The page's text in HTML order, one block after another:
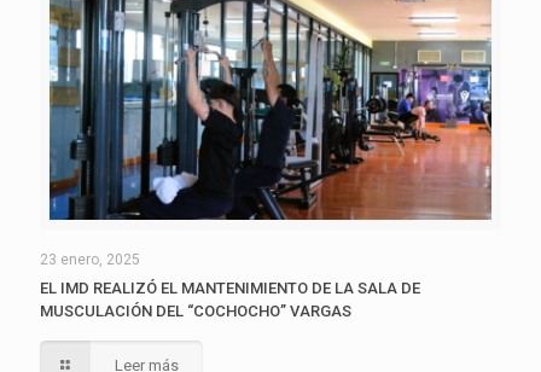
23 enero, 2025
EL IMD REALIZÓ EL MANTENIMIENTO DE LA SALA DE
MUSCULACIÓN DEL “COCHOCHO” VARGAS
Leer más